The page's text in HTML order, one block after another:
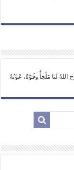
لَنَا مَلْجَأٌ وَقُوَّةٌ، عَوْنُهُ